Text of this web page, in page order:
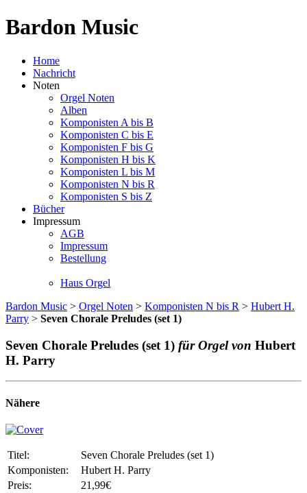
Bardon Music
Home
Nachricht
Noten
Orgel Noten
Alben
Komponisten A bis B
Komponisten C bis E
Komponisten F bis G
Komponisten H bis K
Komponisten L bis M
Komponisten N bis R
Komponisten S bis Z
Bücher
Impressum
AGB
Impressum
Bestellung
Haus Orgel
Bardon Music > Orgel Noten > Komponisten N bis R > Hubert H.
Parry > Seven Chorale Preludes (set 1)
Seven Chorale Preludes (set 1) für Orgel von Hubert
H. Parry
Nähere
Titel:
Seven Chorale Preludes (set 1)
Komponisten:
Hubert H. Parry
Preis:
21,99€